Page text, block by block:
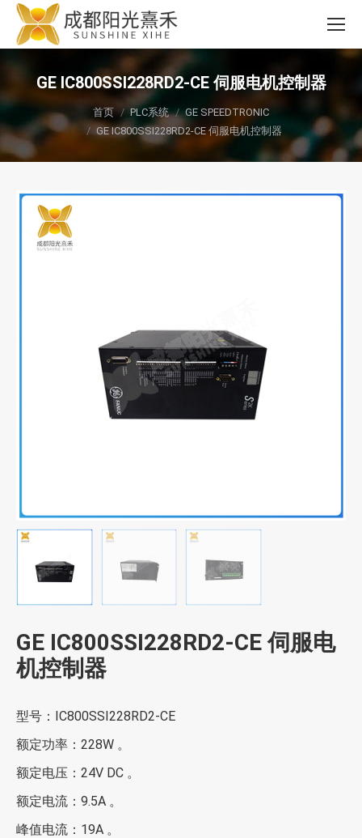
GE IC800SSI228RD2-CE 伺服电机控制器
您在这里： 首页 PLC系统
GE SPEEDTRONIC
GE IC800SSI228RD2-CE 伺服电机控制器
GE IC800SSI228RD2-CE 伺服电
机控制器
型号：IC800SSI228RD2-CE
额定功率：228W 。
额定电压：24V DC 。
额定电流：9.5A 。
峰值电流：19A 。